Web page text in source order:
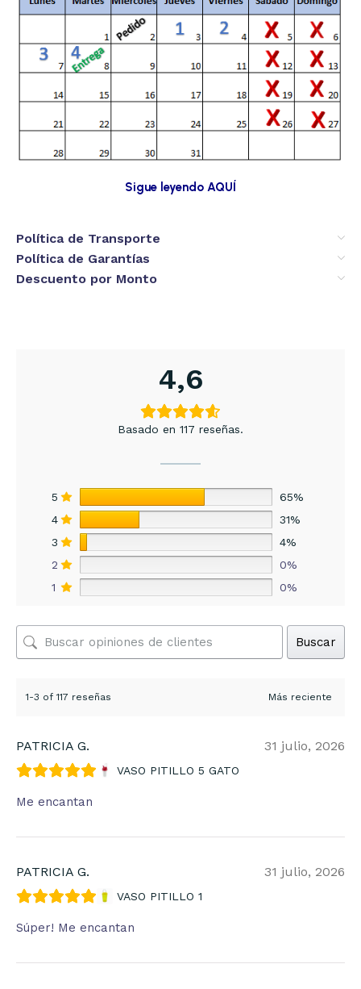
Sigue leyendo AQUÍ
Política de Transporte
Política de Garantías
Descuento por Monto
4,6
Basado en 117 reseñas.
5
65%
4
31%
3
4%
2
0%
1
0%
Buscar
1-3 of 117 reseñas
PATRICIA G. 31 julio, 2026
VASO PITILLO 5 GATO
Me encantan
PATRICIA G. 31 julio, 2026
VASO PITILLO 1
Súper! Me encantan